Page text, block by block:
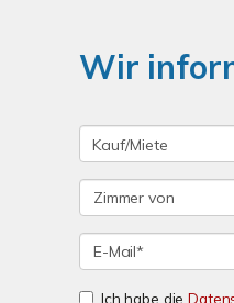
Wir
Ich habe die